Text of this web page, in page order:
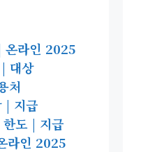
온라인 2025
대상
처
| 지급
도 | 지급
라인 2025